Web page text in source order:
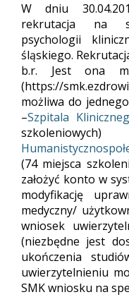
W dniu
rekrutacja na
psychologii
śląskiego.
b.r. Jest ona
(https://
możliwa do
–Szpitala
(74 miejsca
założyć konto w
modyfikację
medyczny/
wniosek
(niezbędne jest
ukończenia
uwierzytelnieniu
SMK wniosku na